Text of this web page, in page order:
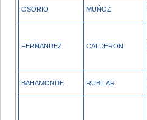
OSORIO MUÑOZ
FERNANDEZ CALDERON
BAHAMONDE RUBILAR